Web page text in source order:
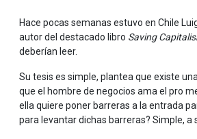
Hace pocas semanas estuvo en Chile
autor del destacado libro Saving
deberían leer.
Su tesis es simple, plantea que existe
que el hombre de negocios ama el pro
ella quiere poner barreras a la entrada
para levantar dichas barreras? Simple, a